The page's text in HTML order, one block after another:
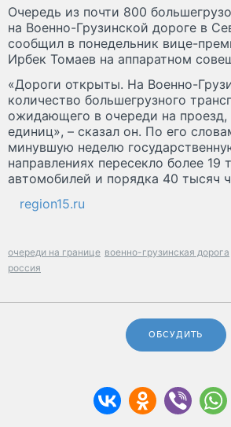
Очередь из почти 800
на Военно-Грузинской дороге в
сообщил в понедельник вице-
Ирбек Томаев на аппаратном
«Дороги открыты. На Военно-
количество большегрузного
ожидающего в очереди на проезд,
единиц», – сказал он. По его
минувшую неделю
направлениях пересекло более 19
автомобилей и порядка 40 тысяч
region15.ru
очереди на границе военно-грузинская дорога
россия
ОБСУДИТЬ